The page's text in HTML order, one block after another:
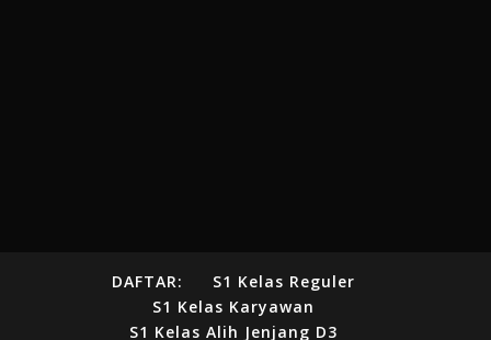
DAFTAR:
S1 Kelas Reguler
S1 Kelas Karyawan
S1 Kelas Alih Jenjang D3